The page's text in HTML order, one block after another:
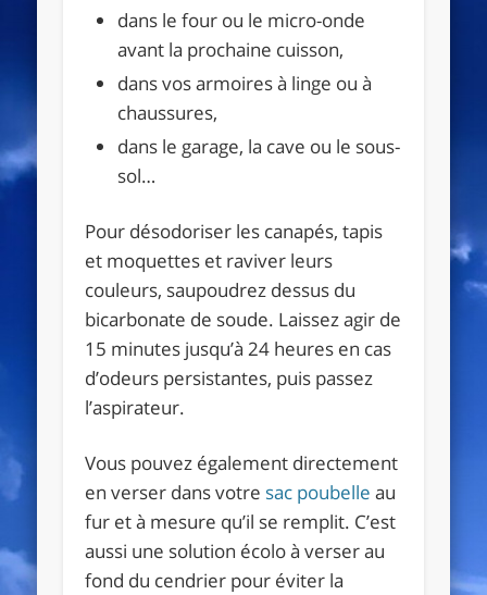
dans le four ou le micro-onde
avant la prochaine cuisson,
dans vos armoires à linge ou à
chaussures,
dans le garage, la cave ou le sous-
sol…
Pour désodoriser les canapés, tapis
et moquettes et raviver leurs
couleurs, saupoudrez dessus du
bicarbonate de soude. Laissez agir de
15 minutes jusqu’à 24 heures en cas
d’odeurs persistantes, puis passez
l’aspirateur.
Vous pouvez également directement
en verser dans votre sac poubelle au
fur et à mesure qu’il se remplit. C’est
aussi une solution écolo à verser au
fond du cendrier pour éviter la